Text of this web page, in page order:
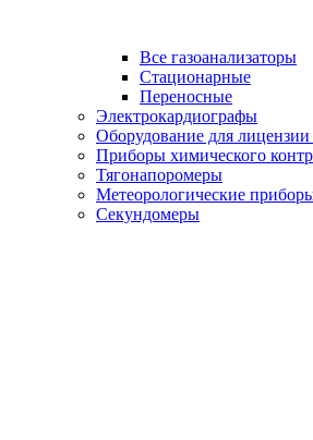
Все газоанализаторы
Cтационарные
Переносные
Электрокардиографы
Оборудование для
Приборы химического
Тягонапоромеры
Метеорологические
Секундомеры